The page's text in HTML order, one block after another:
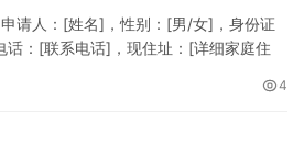
请人：[姓名]，性别：[男/女]，身份证
话：[联系电话]，现住址：[详细家庭住
4